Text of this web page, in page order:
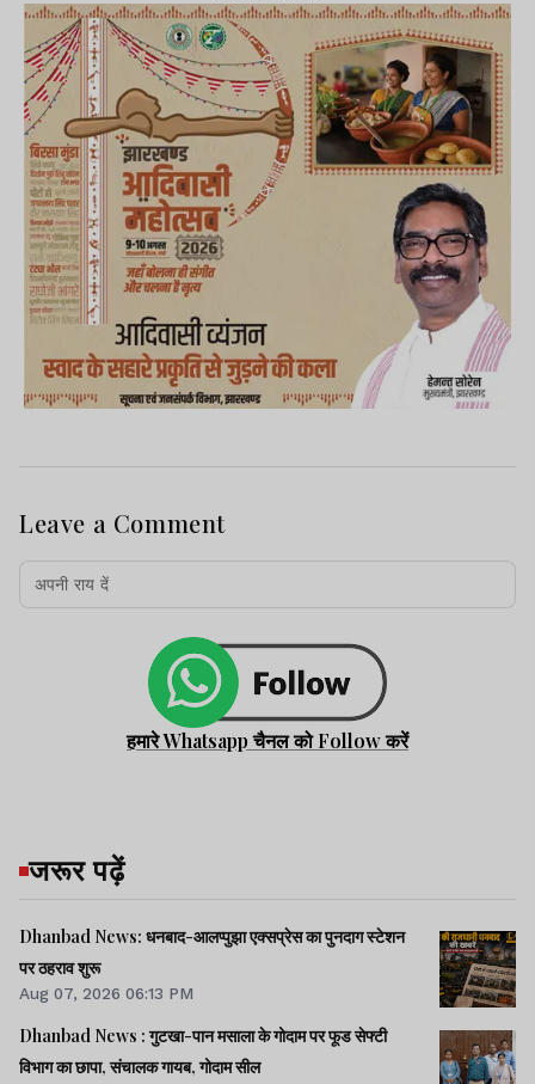
Leave a Comment
हमारे Whatsapp चैनल को Follow करें
जरूर पढ़ें
Dhanbad News: धनबाद-आलप्पुझा एक्सप्रेस का पुनदाग स्टेशन
पर ठहराव शुरू
Aug 07, 2026 06:13 PM
Dhanbad News : गुटखा-पान मसाला के गोदाम पर फूड सेफ्टी
विभाग का छापा, संचालक गायब, गोदाम सील